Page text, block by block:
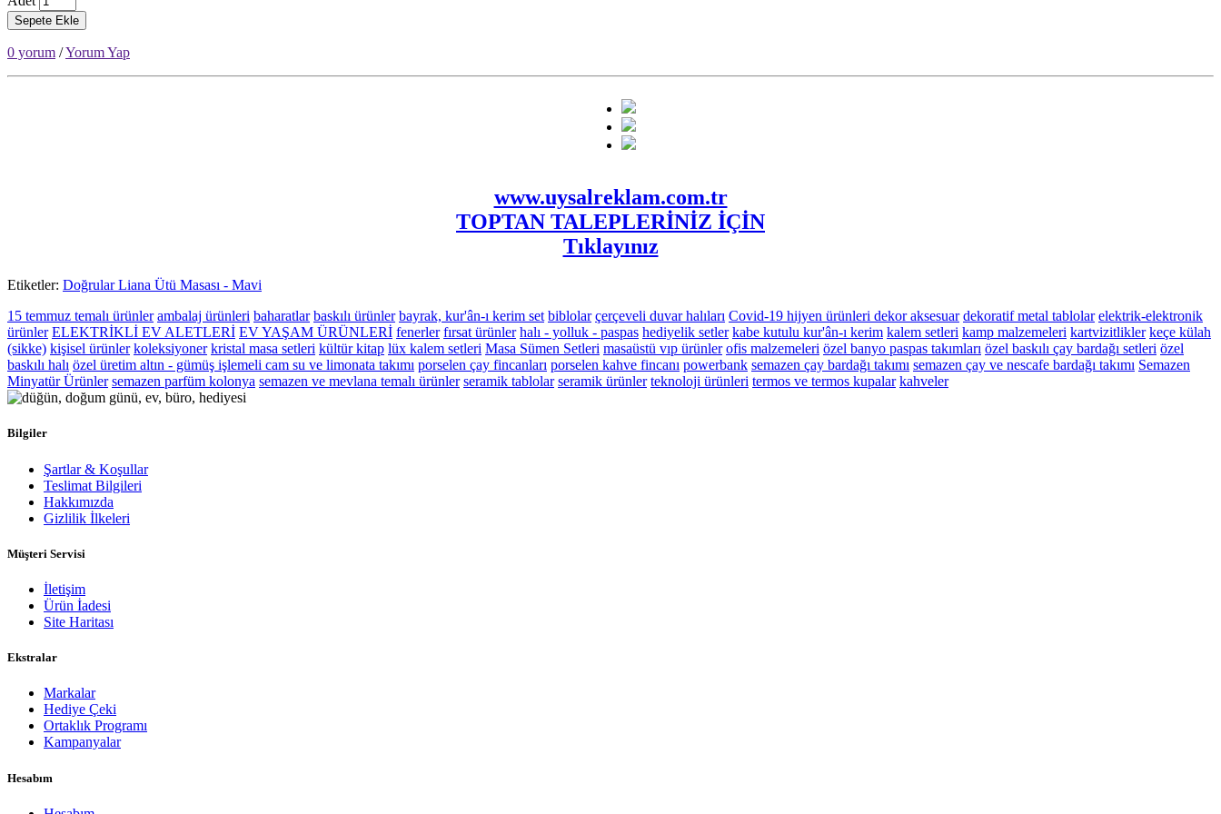
Sepete Ekle
0 yorum /Yorum Yap
www.uysalreklam.com.tr
TOPTAN TALEPLERİNİZ İÇİN
Tıklayınız
Etiketler: Doğrular Liana Ütü Masası - Mavi
15 temmuz temalı ürünler ambalaj ürünleri baharatlar baskılı ürünler bayrak, kur'ân-ı kerim set biblolar çerçeveli duvar halıları Covid-19 hijyen ürünleri dekor aksesuar dekoratif metal tablolar elektrik-elektronik
ürünler ELEKTRİKLİ EV ALETLERİ EV YAŞAM ÜRÜNLERİ fenerler fırsat ürünler halı - yolluk - paspas hediyelik setler kabe kutulu kur'ân-ı kerim kalem setleri kamp malzemeleri kartvizitlikler keçe külah
(sikke) kişisel ürünler koleksiyoner kristal masa setleri kültür kitap lüx kalem setleri Masa Sümen Setleri masaüstü vıp ürünler ofis malzemeleri özel banyo paspas takımları özel baskılı çay bardağı setleri özel
baskılı halı özel üretim altın - gümüş işlemeli cam su ve limonata takımı porselen çay fincanları porselen kahve fincanı powerbank semazen çay bardağı takımı semazen çay ve nescafe bardağı takımı Semazen
Minyatür Ürünler semazen parfüm kolonya semazen ve mevlana temalı ürünler seramik tablolar seramik ürünler teknoloji ürünleri termos ve termos kupalar kahveler
Bilgiler
Şartlar & Koşullar
Teslimat Bilgileri
Hakkımızda
Gizlilik İlkeleri
Müşteri Servisi
İletişim
Ürün İadesi
Site Haritası
Ekstralar
Markalar
Hediye Çeki
Ortaklık Programı
Kampanyalar
Hesabım